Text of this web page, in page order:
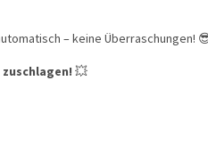
– keine Überraschungen!
💥